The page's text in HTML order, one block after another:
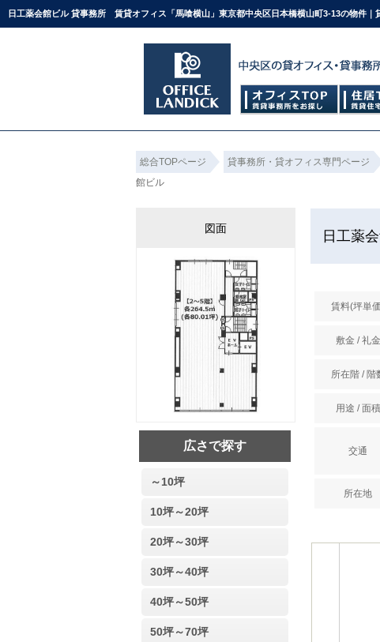
日工薬会館ビル 貸事務所 賃貸オフィス「馬喰横山」東京都中央区日本橋横山町3-13の物件
総合TOPページ 貸事務所・貸オフィス専門ページ
館ビル
日工薬
賃料(坪単
敷金 / 礼金
所在階 / 階
用途 / 面積
交通
所在地
図面
広さで探す
～10坪
10坪～20坪
20坪～30坪
30坪～40坪
40坪～50坪
50坪～70坪